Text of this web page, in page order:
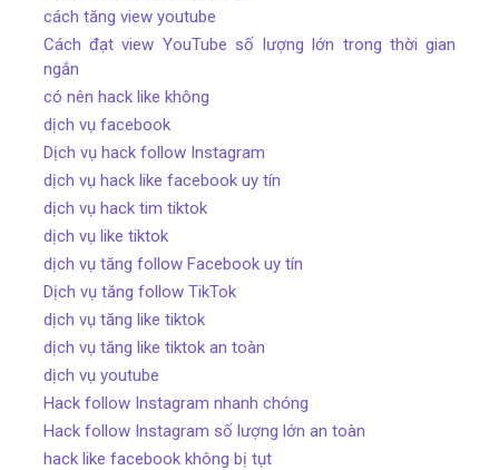
cách tăng view youtube
Cách đạt view YouTube số lượng lớn trong thời gian
ngắn
có nên hack like không
dịch vụ facebook
Dịch vụ hack follow Instagram
dịch vụ hack like facebook uy tín
dịch vụ hack tim tiktok
dịch vụ like tiktok
dịch vụ tăng follow Facebook uy tín
Dịch vụ tăng follow TikTok
dịch vụ tăng like tiktok
dịch vụ tăng like tiktok an toàn
dịch vụ youtube
Hack follow Instagram nhanh chóng
Hack follow Instagram số lượng lớn an toàn
hack like facebook không bị tụt